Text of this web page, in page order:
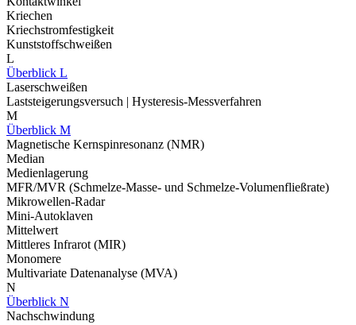
Kriechen
Kriechstromfestigkeit
Kunststoffschweißen
L
Überblick L
Laserschweißen
Laststeigerungsversuch | Hysteresis-Messverfahren
M
Überblick M
Magnetische Kernspinresonanz (NMR)
Median
Medienlagerung
MFR/MVR (Schmelze-Masse- und Schmelze-Volumenfließrate)
Mikrowellen-Radar
Mini-Autoklaven
Mittelwert
Mittleres Infrarot (MIR)
Monomere
Multivariate Datenanalyse (MVA)
N
Überblick N
Nachschwindung